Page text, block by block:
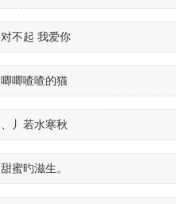
对不起 我爱你
唧唧喳喳的猫
、丿若水寒秋
甜蜜旳滋生。